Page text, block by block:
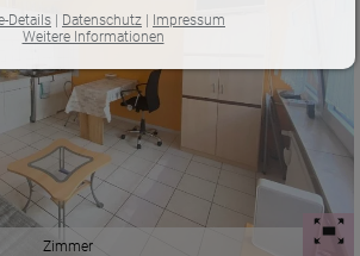
Zimmer
Details | Datenschutz | Impressum
Weitere Informationen